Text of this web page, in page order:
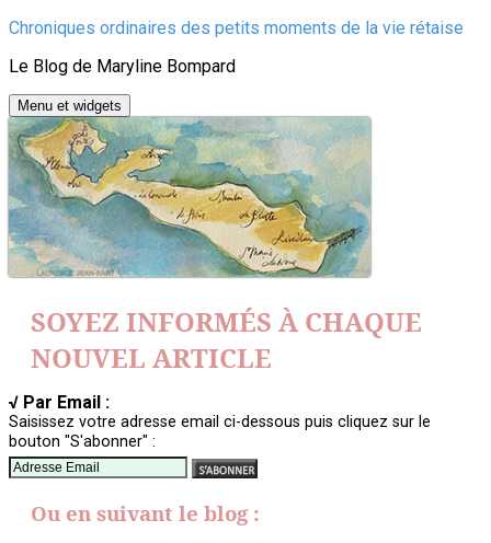
Aller
contenu
Chroniques ordinaires des petits moments de la vie rétaise
Le Blog de Maryline Bompard
Menu et widgets
SOYEZ INFORMÉS À CHAQUE
NOUVEL ARTICLE
√ Par Email :
Saisissez votre adresse email ci-dessous puis cliquez sur le
bouton "S'abonner" :
Ou en suivant le blog :